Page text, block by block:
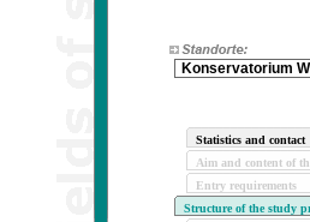
Konservatorium
Statistics and contact
Aim and content of
Entry requirements
Structure of the study